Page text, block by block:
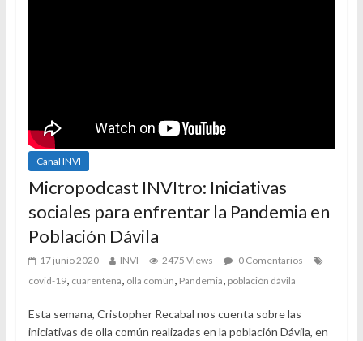
Canal INVI
Micropodcast INVItro: Iniciativas
sociales para enfrentar la Pandemia en
Población Dávila
17 junio 2020 INVI 2475 Views
0 Comentarios
covid-19, cuarentena, olla común, Pandemia, población dávila
Esta semana, Cristopher Recabal nos cuenta sobre las
iniciativas de olla común realizadas en la población Dávila, en